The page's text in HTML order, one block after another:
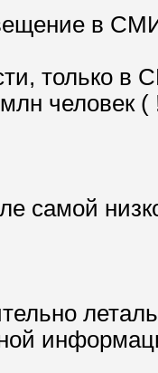
в
только в
человек (
самой